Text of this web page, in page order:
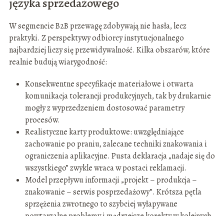
W segmencie B2B przewagę zdobywają nie hasła, lecz
praktyki. Z perspektywy odbiorcy instytucjonalnego
najbardziej liczy się przewidywalność. Kilka obszarów, które
realnie budują wiarygodność:
Konsekwentne specyfikacje materiałowe i otwarta
komunikacja tolerancji produkcyjnych, tak by drukarnie
mogły z wyprzedzeniem dostosować parametry
procesów.
Realistyczne karty produktowe: uwzględniające
zachowanie po praniu, zalecane techniki znakowania i
ograniczenia aplikacyjne. Pusta deklaracja „nadaje się do
wszystkiego” zwykle wraca w postaci reklamacji.
Model przepływu informacji „projekt – produkcja –
znakowanie – serwis posprzedażowy”. Krótsza pętla
sprzężenia zwrotnego to szybciej wyłapywane